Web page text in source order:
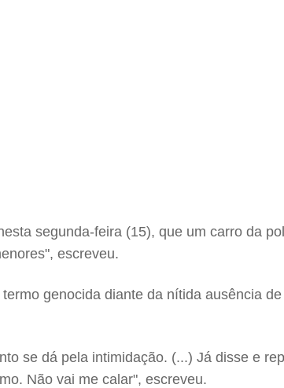
segunda-feira (15), que um carro da
escreveu.
genocida diante da nítida ausência
se dá pela intimidação. (...) Já disse e
Não vai me calar", escreveu.